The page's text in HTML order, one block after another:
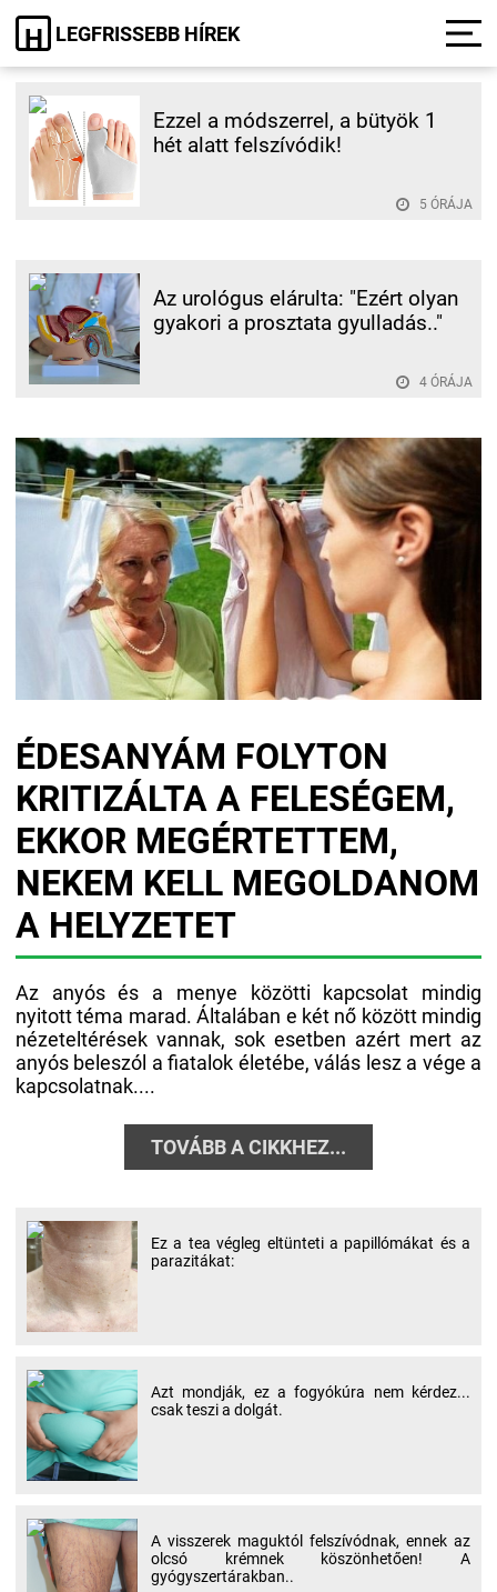
H LEGFRISSEBB HÍREK
Ezzel a módszerrel, a bütyök 1
hét alatt felszívódik!
5 ÓRÁJA
Az urológus elárulta: "Ezért olyan
gyakori a prosztata gyulladás.."
4 ÓRÁJA
ÉDESANYÁM FOLYTON
KRITIZÁLTA A FELESÉGEM,
EKKOR MEGÉRTETTEM,
NEKEM KELL MEGOLDANOM
A HELYZETET
Az anyós és a menye közötti kapcsolat mindig
nyitott téma marad. Általában e két nő között mindig
nézeteltérések vannak, sok esetben azért mert az
anyós beleszól a fiatalok életébe, válás lesz a vége a
kapcsolatnak....
TOVÁBB A CIKKHEZ...
Ez a tea végleg eltünteti a papillómákat és a
parazitákat:
Azt mondják, ez a fogyókúra nem kérdez...
csak teszi a dolgát.
A visszerek maguktól felszívódnak, ennek az
olcsó krémnek köszönhetően! A
gyógyszertárakban..